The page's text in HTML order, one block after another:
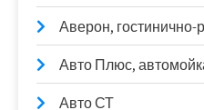
Аверон,
Авто Плюс,
Авто СТ